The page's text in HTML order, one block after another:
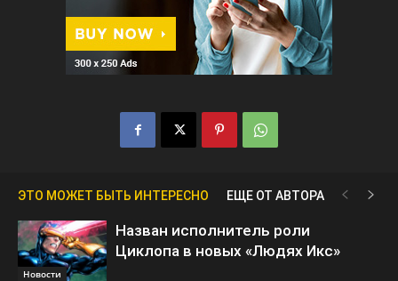
ЭТО МОЖЕТ БЫТЬ ИНТЕРЕСНО ЕЩЕ ОТ АВТОРА
Новости
Назван исполнитель роли
Циклопа в новых «Людях Икс»